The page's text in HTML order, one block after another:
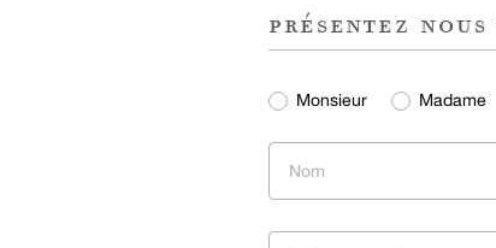
présentez
Monsieur Madame